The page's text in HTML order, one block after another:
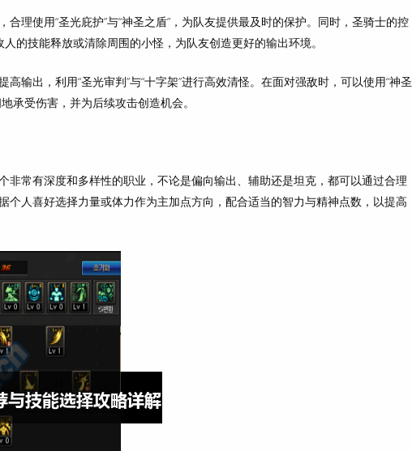
理使用“圣光庇护”与“神圣之盾”，为队友提供最及时的保护。同时，圣骑士的控
的技能释放或清除周围的小怪，为队友创造更好的输出环境。
输出，利用“圣光审判”与“十字架”进行高效清怪。在面对强敌时，可以使用“神圣
承受伤害，并为后续攻击创造机会。
非常有深度和多样性的职业，不论是偏向输出、辅助还是坦克，都可以通过合理
个人喜好选择力量或体力作为主加点方向，配合适当的智力与精神点数，以提高